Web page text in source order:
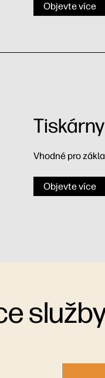
Objevte více
Vhodné pro
Objevte více